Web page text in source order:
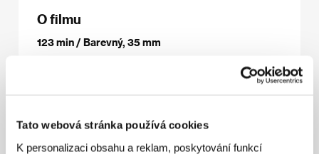
Tato webová stránka používá cookies
K personalizaci obsahu a reklam, poskytování funkcí
O filmu
123 min / Barevný, 35 mm
Asghar Farhadi/
Hayedeh Safiyari/
Hosseini, Sareh Bayat, Sarina Farhadi, Babak